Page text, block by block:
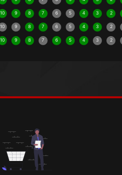
10 9 8 7 6 5 4 3 2
10 9 8 7 6 5 4 3 2
10 9 8 7 6 5 4 3 2